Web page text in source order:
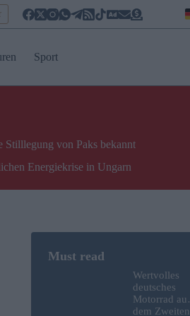
Sport
Stilllegung von Paks bekannt
Energiekrise in Ungarn
Wertvolles
deutsches
Motorrad aus
dem Zweiten